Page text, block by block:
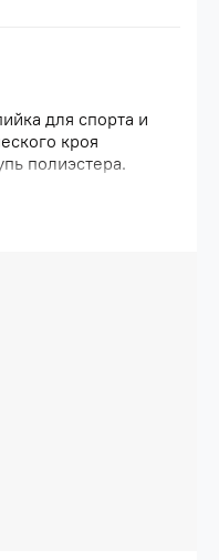
для спорта и
кроя
полиэстера.
в прохладную
динамический
расположен
с
Camp.\nathletic
на
100%
S, M, L, XL,
с картонной